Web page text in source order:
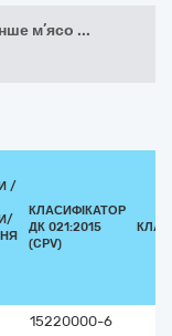
м’ясо ...
/
КЛАСИФІКАТОР
ДК 021:2015
(CPV)
15220000-6